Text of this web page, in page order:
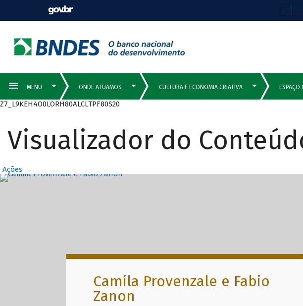
Z7_L9KEH4O0LORH80ALCLTPF80S20
Visualizador do
Ações
Destaques
Camila Provenzale e Fabio
Zanon